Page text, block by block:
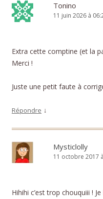
Tonino
11 juin 2026 à
Extra cette comptine (et la
Merci !
Juste une petit faute à
Répondre ↓
Mysticlolly
11 octobre 2017
Hihihi c’est trop chouquiii !